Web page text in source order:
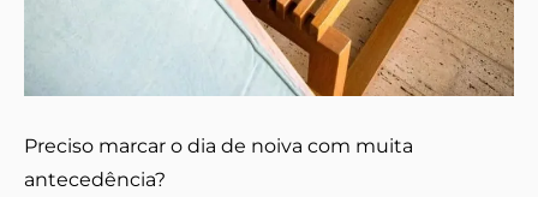
Preciso marcar o dia de noiva com muita
antecedência?